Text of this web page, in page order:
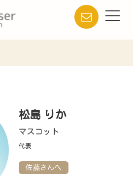
松島 りか
マスコット
代表
佐藤さんへ